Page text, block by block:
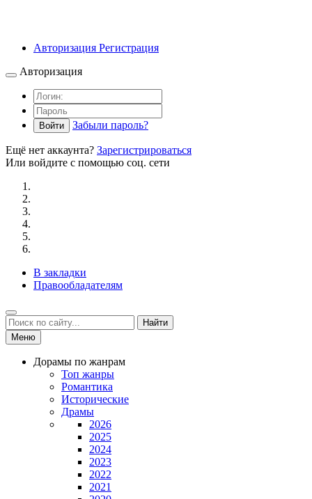
Авторизация Регистрация
Авторизация
Войти Забыли пароль?
Ещё нет аккаунта? Зарегистрироваться
Или войдите с помощью соц. сети
В закладки
Правообладателям
Найти
Меню
Дорамы по жанрам
Топ жанры
Романтика
Исторические
Драмы
2026
2025
2024
2023
2022
2021